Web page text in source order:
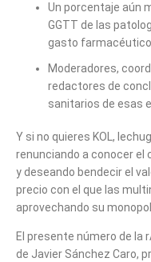
Un porcentaje aún
GGTT de las
gasto farmacéutico
Moderadores,
redactores de
sanitarios de esas
Y si no quieres KOL,
renunciando a conocer
y deseando bendecir el
precio con el que las
aprovechando su
El presente número de la
de Javier Sánchez Caro,